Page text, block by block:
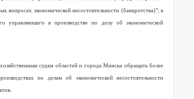
экономической несостоятельности (банкротства)"; в
управляющего в производстве по делу об экономической
судам областей и города Минска обращать более
по делам об экономической несостоятельности